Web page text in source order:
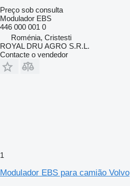
Preço sob consulta
Modulador EBS
446 000 001 0
Roménia, Cristesti
ROYAL DRU AGRO S.R.L.
Contacte o vendedor
1
Modulador EBS para camião Volvo